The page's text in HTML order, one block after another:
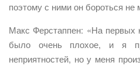
поэтому с ними он бороться не
Макс Ферстаппен: «На первых
было очень плохое, и я
неприятностей, но у меня